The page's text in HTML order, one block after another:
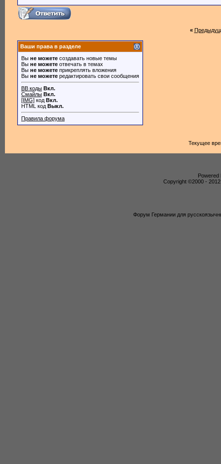
«
Ваши права в разделе
Вы не можете создавать новые темы
Вы не можете отвечать в темах
Вы не можете прикреплять вложения
Вы не можете редактировать свои сообщения
BB коды Вкл.
Смайлы Вкл.
[IMG] код Вкл.
HTML код Выкл.
Правила форума
Текущее
Powered
Copyright ©2000 -
Форум Германии для